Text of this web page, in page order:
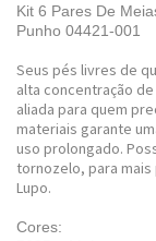
Kit 6 Pares De
Punho 04421-001
Seus pés livres de
alta concentração
aliada para quem
materiais garante
uso prolongado.
tornozelo, para
Lupo.
Cores: